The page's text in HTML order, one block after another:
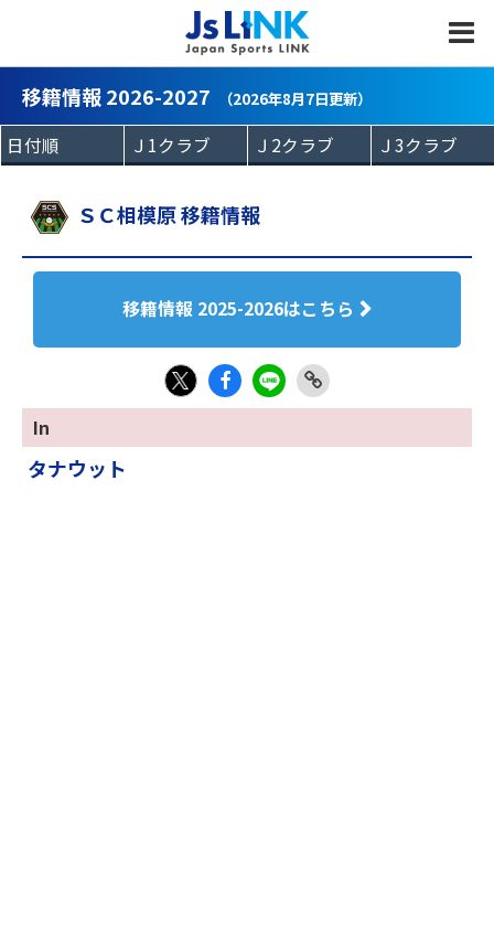
移籍情報 2026-2027 （2026年8月7日更新）
ＳＣ相模原 移籍情報
移籍情報 2025-2026はこちら
X
Fac
eb
LIN
E
Link
Copy
In
タナウット